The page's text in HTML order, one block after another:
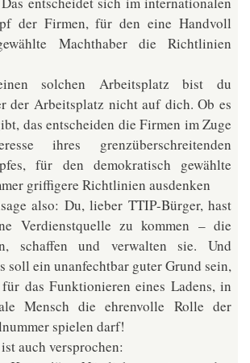
der Firmen, für den eine Handvoll
Machthaber die Richtlinien
solchen Arbeitsplatz bist du
der Arbeitsplatz nicht auf dich. Ob es
das entscheiden die Firmen im Zuge
ihres grenzüberschreitenden
für den demokratisch gewählte
griffigere Richtlinien ausdenken
also: Du, lieber TTIP-Bürger, hast
Verdienstquelle zu kommen – die
schaffen und verwalten sie. Und
soll ein unanfechtbar guter Grund sein,
das Funktionieren eines Ladens, in
Mensch die ehrenvolle Rolle der
spielen darf!
auch versprochen: